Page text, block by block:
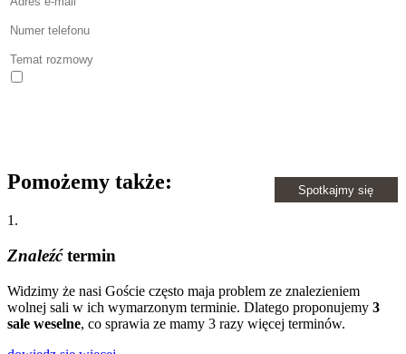
Pomożemy także:
1.
Znaleźć termin
Widzimy że nasi Goście często maja problem ze znalezieniem
wolnej sali w ich wymarzonym terminie. Dlatego proponujemy 3
sale weselne, co sprawia ze mamy 3 razy więcej terminów.